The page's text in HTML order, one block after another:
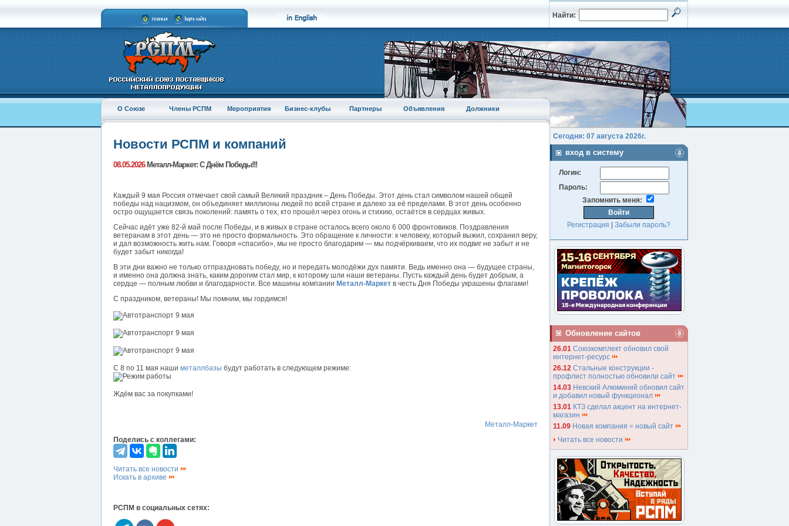
Найти:
О Союзе Члены РСПМ Мероприятия Бизнес-клубы Партнеры Объявления Должники
Новости РСПМ и компаний
08.05.2026Металл-Маркет: С Днём Победы!!!
Каждый 9 мая Россия отмечает свой самый Великий праздник – День Победы. Этот день стал символом нашей общей
победы над нацизмом, он объединяет миллионы людей по всей стране и далеко за её пределами. В этот день особенно
остро ощущается связь поколений: память о тех, кто прошёл через огонь и стихию, остаётся в сердцах живых.
Сейчас идёт уже 82-й май после Победы, и в живых в стране осталось всего около 6 000 фронтовиков. Поздравления
ветеранам в этот день — это не просто формальность. Это обращение к личности: к человеку, который выжил, сохранил веру,
и дал возможность жить нам. Говоря «спасибо», мы не просто благодарим — мы подчёркиваем, что их подвиг не забыт и не
будет забыт никогда!
В эти дни важно не только отпраздновать победу, но и передать молодёжи дух памяти. Ведь именно она — будущее страны,
и именно она должна знать, каким дорогим стал мир, к которому шли наши ветераны. Пусть каждый день будет добрым, а
сердце — полным любви и благодарности. Все машины компании Металл-Маркет в честь Дня Победы украшены флагами!
С праздником, ветераны! Мы помним, мы гордимся!
С 8 по 11 мая наши металлбазы будут работать в следующем режиме:
Ждём вас за покупками!
Металл-Маркет
Поделись с коллегами:
Читать все новости
Искать в архиве
РСПМ в социальных сетях:
Сегодня: 07 августа 2026г.
вход в систему
Логин:
Пароль:
Запомнить меня:
Регистрация Забыли пароль?
Обновление сайтов
26.01 Союзкомплект обновил свой
интернет-ресурс
26.12 Стальные конструкции -
профлист полностью обновили сайт
14.03 Невский Алюминий обновил сайт
и добавил новый функционал
13.01 КТЗ сделал акцент на интернет-
магазин
11.09 Новая компания = новый сайт
Читать все новости